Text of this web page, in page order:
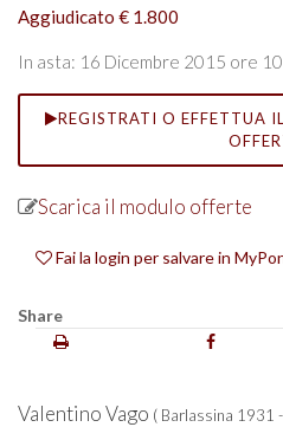
Aggiudicato € 1.800
In asta: 16 Dicembre 2015 ore
REGISTRATI O EFFETTUA
Scarica il modulo offerte
Fai la login per salvare in
Share
Valentino Vago ( Barlassina 1931